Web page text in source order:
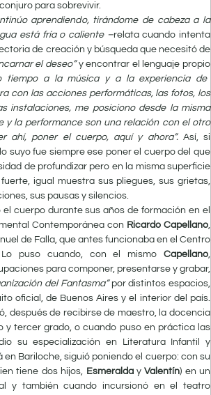
para sobrevivir.
aprendiendo, tirándome de cabeza a la
está fría o caliente –relata cuando intenta
de creación y búsqueda que necesitó de
el deseo”y encontrar el lenguaje propio
tiempo a la música y a la experiencia de
con las acciones performáticas, las fotos, los
instalaciones, me posiciono desde la misma
y la performance son una relación con el otro
ahí, poner el cuerpo, aquí y ahora”. Así, si
suyo fue siempre ese poner el cuerpo del que
de profundizar pero en la misma superficie
igual muestra sus pliegues, sus grietas,
sus pausas y silencios.
cuerpo durante sus años de formación en el
Contemporánea con Ricardo Capellano,
de Falla, que antes funcionaba en el Centro
puso cuando, con el mismo Capellano,
para componer, presentarse y grabar,
del Fantasma”por distintos espacios,
oficial, de Buenos Aires y el interior del país.
después de recibirse de maestro, la docencia
y tercer grado, o cuando puso en práctica las
su especialización en Literatura Infantil y
en Bariloche, siguió poniendo el cuerpo: con su
tiene dos hijos, EsmeraldayValentín) en un
y también cuando incursionó en el teatro